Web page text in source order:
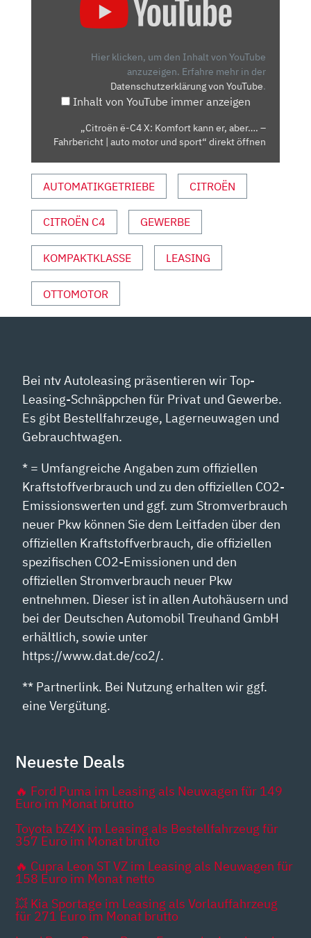
ABER….
FAHRBERICHT
AUTO
MOTOR
SPORT“
VON
YOUTUBE
ANZEIGEN
Hier klicken, um den Inhalt von YouTube
anzuzeigen. Erfahre mehr in der
Datenschutzerklärung von YouTube.
Inhalt von YouTube immer anzeigen
„Citroën ë-C4 X: Komfort kann er, aber…. –
Fahrbericht | auto motor und sport“ direkt öffnen
AUTOMATIKGETRIEBE CITROËN
CITROËN C4 GEWERBE
KOMPAKTKLASSE LEASING
OTTOMOTOR
Bei ntv Autoleasing präsentieren wir Top-
Leasing-Schnäppchen für Privat und Gewerbe.
Es gibt Bestellfahrzeuge, Lagerneuwagen und
Gebrauchtwagen.
* = Umfangreiche Angaben zum offiziellen
Kraftstoffverbrauch und zu den offiziellen CO2-
Emissionswerten und ggf. zum Stromverbrauch
neuer Pkw können Sie dem Leitfaden über den
offiziellen Kraftstoffverbrauch, die offiziellen
spezifischen CO2-Emissionen und den
offiziellen Stromverbrauch neuer Pkw
entnehmen. Dieser ist in allen Autohäusern und
bei der Deutschen Automobil Treuhand GmbH
erhältlich, sowie unter
https://www.dat.de/co2/.
** Partnerlink. Bei Nutzung erhalten wir ggf.
eine Vergütung.
Neueste Deals
🔥 Ford Puma im Leasing als Neuwagen für 149
Euro im Monat brutto
Toyota bZ4X im Leasing als Bestellfahrzeug für
357 Euro im Monat brutto
🔥 Cupra Leon ST VZ im Leasing als Neuwagen für
158 Euro im Monat netto
💥 Kia Sportage im Leasing als Vorlauffahrzeug
für 271 Euro im Monat brutto